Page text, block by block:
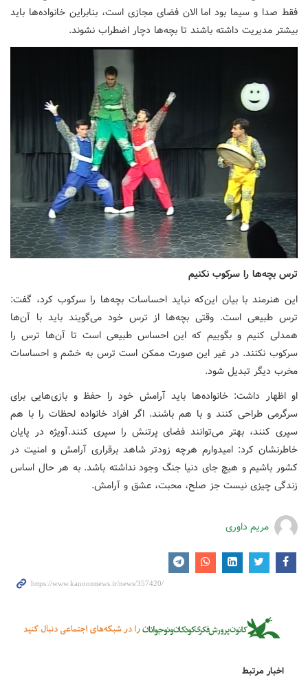
فقط صدا و سیما بود اما الان فضای مجازی است، بنابراین خانواده‌ها باید
بیشتر مدیریت داشته باشند تا بچه‌ها دچار اضطراب نشوند.
ترس بچه‌ها را سرکوب نکنیم
این هنرمند با بیان این‌که نباید احساسات بچه‌ها را سرکوب کرد، گفت:
ترس طبیعی است. وقتی بچه‌ها از ترس خود می‌گویند باید با آن‌ها
همدلی کنیم و بگوییم که این احساس طبیعی است تا آن‌ها ترس را
سرکوب نکنند. در غیر این صورت ممکن است ترس به خشم و احساسات
مخرب دیگر تبدیل شود.
او اظهار داشت: خانواده‌ها باید آرامش خود را حفظ و بازی‌هایی برای
سرگرمی طراحی کنند و با هم باشند. اگر افراد خانواده لحظات را با هم
سپری کنند، بهتر می‌توانند فضای پرتنش را سپری کنند.آویژه در پایان
خاطرنشان کرد: امیدوارم هرچه زودتر شاهد برقراری آرامش و امنیت در
کشور باشیم و هیچ جای دنیا جنگ وجود نداشته باشد. به هر حال اساس
زندگی چیزی نیست جز صلح، محبت، عشق و آرامش.
مریم داوری
اخبار مرتبط